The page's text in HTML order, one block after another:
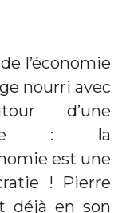
l’économie
nourri avec
d’une
: la
est une
! Pierre
déjà en son